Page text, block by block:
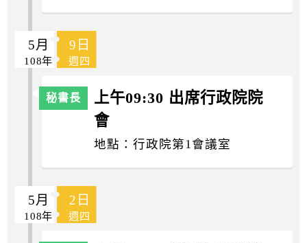
5月 9日
108年 週四
上午09:30 出席行政院院
會
地點：行政院第1會議室
5月 2日
108年 週四